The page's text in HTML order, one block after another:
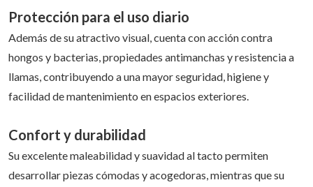
Protección para el uso diario
Además de su atractivo visual, cuenta con acción contra
hongos y bacterias, propiedades antimanchas y resistencia a
llamas, contribuyendo a una mayor seguridad, higiene y
facilidad de mantenimiento en espacios exteriores.
Confort y durabilidad
Su excelente maleabilidad y suavidad al tacto permiten
desarrollar piezas cómodas y acogedoras, mientras que su